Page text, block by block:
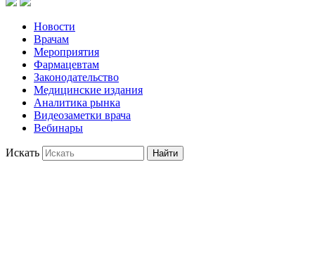
Новости
Врачам
Мероприятия
Фармацевтам
Законодательство
Медицинские издания
Аналитика рынка
Видеозаметки врача
Вебинары
Искать Найти